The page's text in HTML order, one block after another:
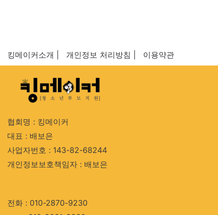
킹메이커소개 | 개인정보 처리방침 | 이용약관
협회명 : 킹메이커
대표 : 배보은
사업자번호 : 143-82-68244
개인정보보호책임자 : 배보은
전화 : 010-2870-9230